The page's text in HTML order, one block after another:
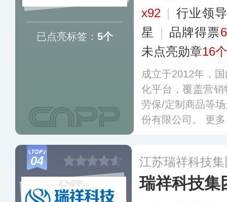
已点亮标签： 5个
x92 | 行业领
星
| 品牌得票
未点亮勋章16个
成立于2012年，
化平台，覆盖营
劳保/定制商品等
份有限公司。 更多
04 江苏瑞祥科技
瑞祥科技集